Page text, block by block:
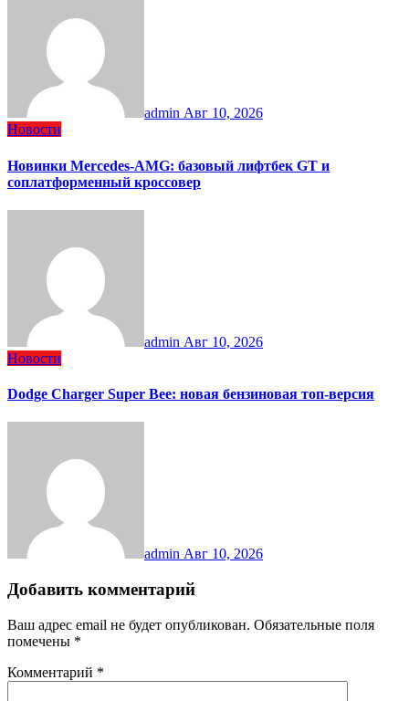
admin Авг 10, 2026
Новости
Новинки Mercedes-AMG: базовый лифтбек GT и
соплатформенный кроссовер
admin Авг 10, 2026
Новости
Dodge Charger Super Bee: новая бензиновая топ-версия
admin Авг 10, 2026
Добавить комментарий
Ваш адрес email не будет опубликован. Обязательные поля
помечены *
Комментарий *